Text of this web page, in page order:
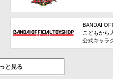
BANDAI
こどもから
公式キャラ
と見る